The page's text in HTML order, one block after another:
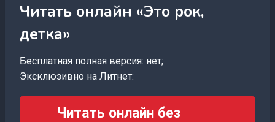
Читать онлайн «Это рок,
детка»
Бесплатная полная версия: нет;
Эксклюзивно на Литнет:
Читать онлайн без